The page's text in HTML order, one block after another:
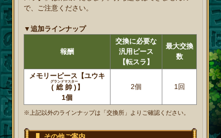
で、ご注意ください。
▼追加ラインナップ
報酬
交換に必要な
汎用ピース
【転スラ】
最大交換
数
メモリーピース【ユウキ
(総帥)
グランドマスター
】
1個
2個 1回
※上記以外のラインナップは「交換所」よりご確認ください。
その他ご案内